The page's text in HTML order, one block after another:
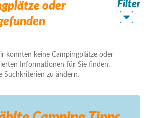
oder
Filter
konnten keine Campingplätze oder
Informationen für Sie finden.
Suchkriterien zu ändern.